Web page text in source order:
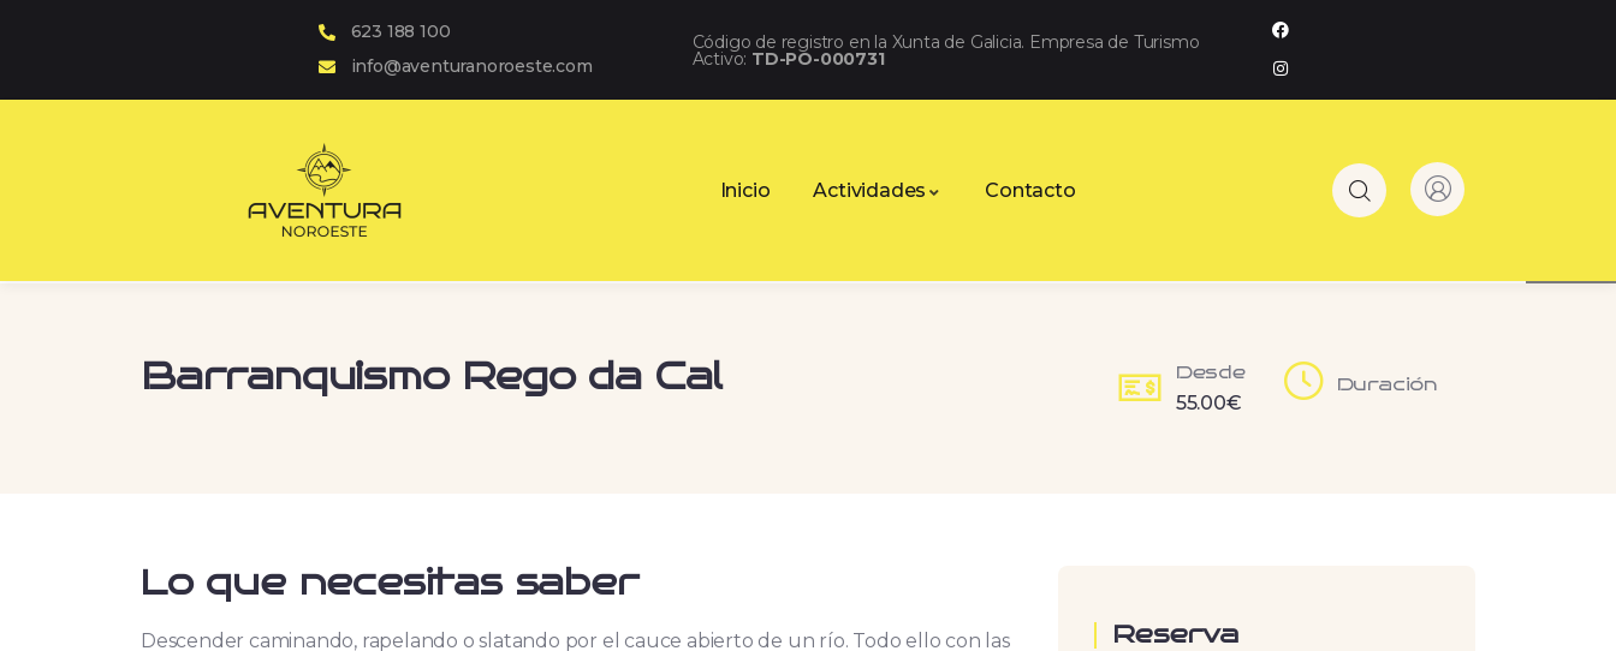
623 188 100
info@aventuranoroeste.com
Código de registro en la Xunta de Galicia. Empresa de Turismo
Activo: TD-PO-000731
Inicio Actividades Contacto
Barranquismo Rego da Cal Desde
55.00€
Duración
Lo que necesitas saber
Descender caminando, rapelando o slatando por el cauce abierto de un río. Todo ello con las
Reserva